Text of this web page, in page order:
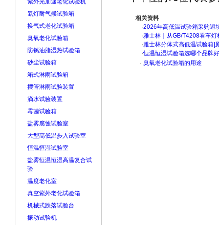
紫外光加速老化试验机
氙灯耐气候试验箱
换气式老化试验箱
臭氧老化试验箱
防锈油脂湿热试验箱
砂尘试验箱
箱式淋雨试验箱
摆管淋雨试验装置
滴水试验装置
霉菌试验箱
盐雾腐蚀试验室
大型高低温步入试验室
恒温恒湿试验室
盐雾恒温恒湿高温复合试
验
温度老化室
真空紫外老化试验箱
机械式跌落试验台
振动试验机
相关资料
·2026年高低温试验箱采购
·雅士林｜从GB/T4208看车
·雅士林分体式高低温试验箱|
·恒温恒湿试验箱选哪个品牌
· 臭氧老化试验箱的用途